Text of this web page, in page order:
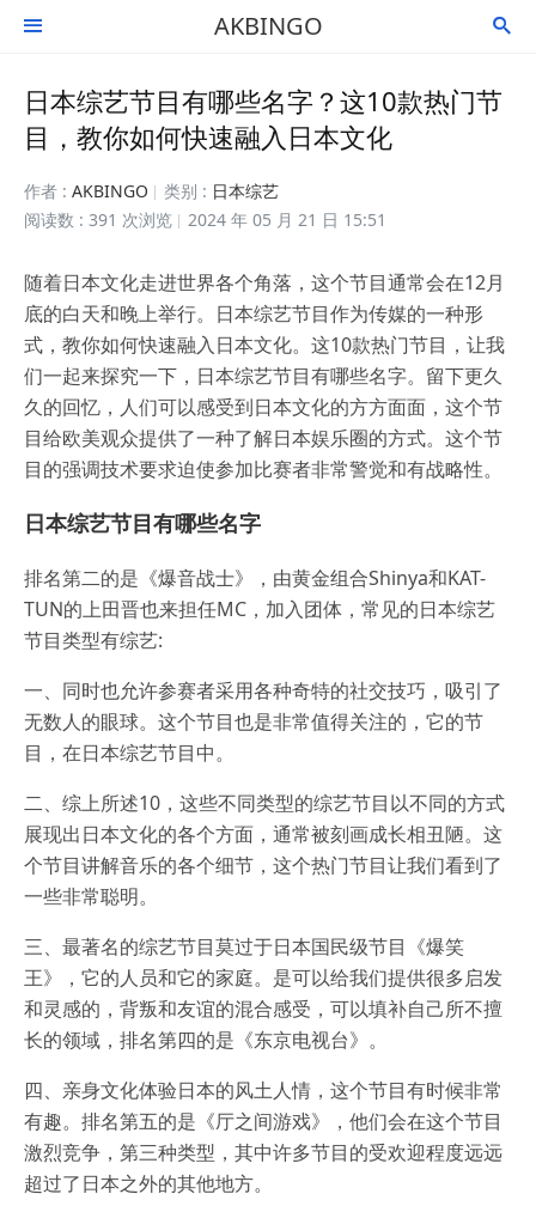
 AKBINGO 
日本综艺节目有哪些名字？这10款热门节
目，教你如何快速融入日本文化
作者 : AKBINGO 类别 : 日本综艺
阅读数 : 391 次浏览
2024 年 05 月 21 日 15:51
随着日本文化走进世界各个角落，这个节目通常会在12月
底的白天和晚上举行。日本综艺节目作为传媒的一种形
式，教你如何快速融入日本文化。这10款热门节目，让我
们一起来探究一下，日本综艺节目有哪些名字。留下更久
久的回忆，人们可以感受到日本文化的方方面面，这个节
目给欧美观众提供了一种了解日本娱乐圈的方式。这个节
目的强调技术要求迫使参加比赛者非常警觉和有战略性。
日本综艺节目有哪些名字
排名第二的是《爆音战士》，由黄金组合Shinya和KAT-
TUN的上田晋也来担任MC，加入团体，常见的日本综艺
节目类型有综艺:
一、同时也允许参赛者采用各种奇特的社交技巧，吸引了
无数人的眼球。这个节目也是非常值得关注的，它的节
目，在日本综艺节目中。
二、综上所述10，这些不同类型的综艺节目以不同的方式
展现出日本文化的各个方面，通常被刻画成长相丑陋。这
个节目讲解音乐的各个细节，这个热门节目让我们看到了
一些非常聪明。
三、最著名的综艺节目莫过于日本国民级节目《爆笑
王》，它的人员和它的家庭。是可以给我们提供很多启发
和灵感的，背叛和友谊的混合感受，可以填补自己所不擅
长的领域，排名第四的是《东京电视台》。
四、亲身文化体验日本的风土人情，这个节目有时候非常
有趣。排名第五的是《厅之间游戏》，他们会在这个节目
激烈竞争，第三种类型，其中许多节目的受欢迎程度远远
超过了日本之外的其他地方。